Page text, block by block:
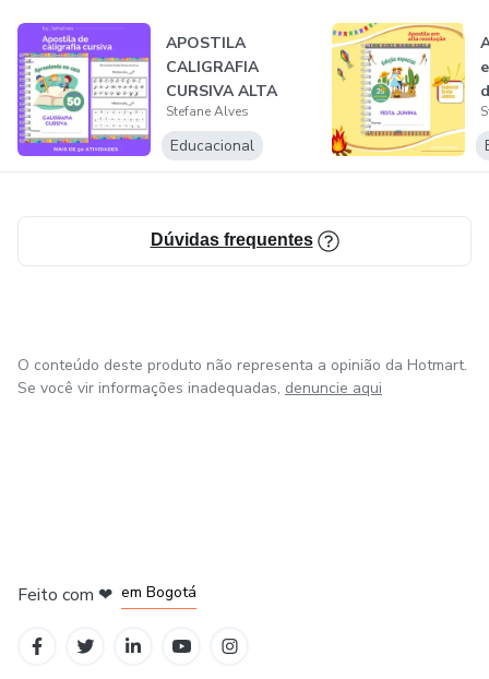
APOSTILA
CALIGRAFIA
CURSIVA ALTA
RESOLUÇÃO PDF
PARA IMPRESSÃ...
Stefane Alves
Educacional
Dúvidas frequentes
O conteúdo deste produto não representa a opinião da Hotmart.
Se você vir informações inadequadas, denuncie aqui
Feito com ❤ em Bogotá